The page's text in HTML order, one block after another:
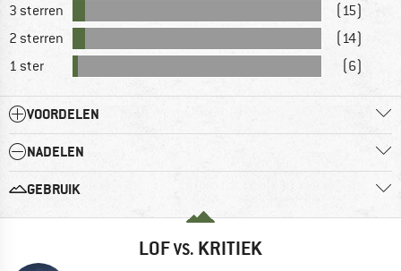
3 sterren
(15)
2 sterren
(14)
1 ster
(6)
VOORDELEN
NADELEN
GEBRUIK
LOFVS. KRITIEK